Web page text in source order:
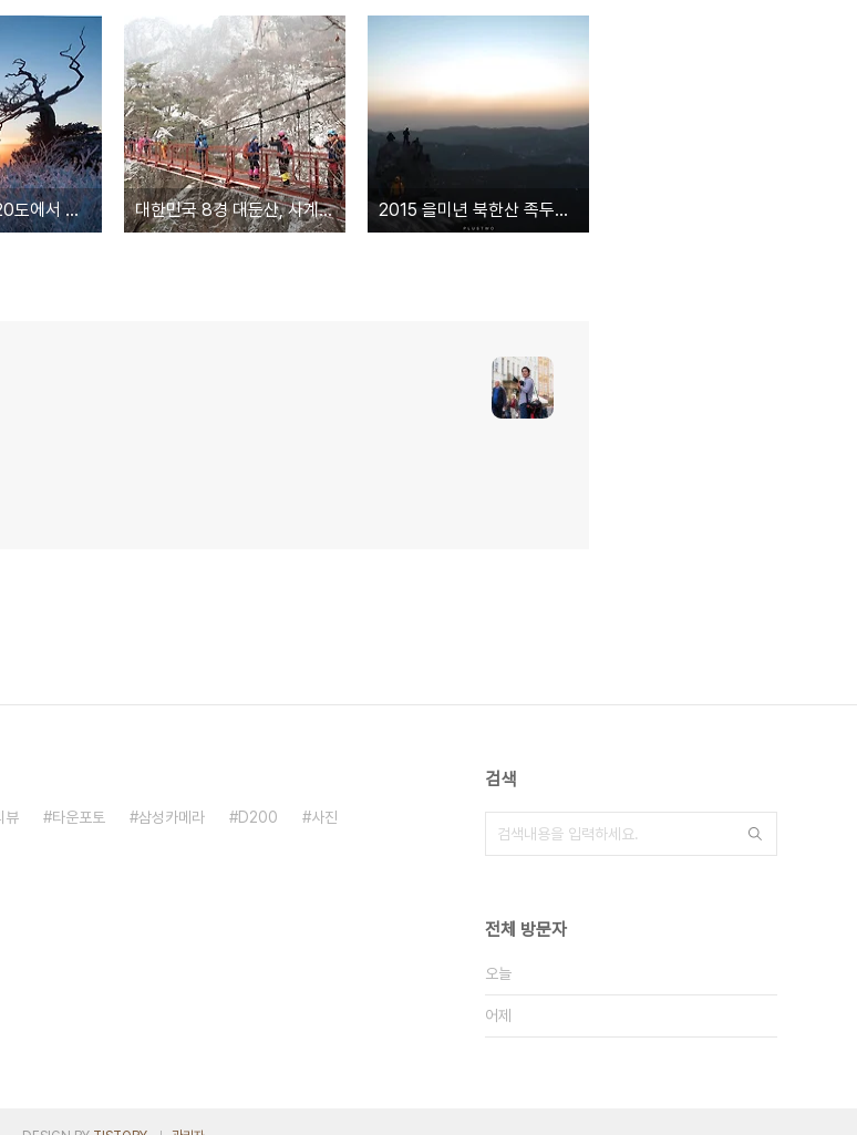
체감온도 영하 20도에서 만난 황홀하고 장엄한 태백산 일출모습 대한민국 8경 대둔산, 사계절중 설경의 풍경이 최고로 환상적인 대둔산 겨울산행 2015 을미년 북한산 족두리봉 일출산행
뷰 타운포토 삼성카메라 D200
사진
검색
전체 방문자
오늘
어제